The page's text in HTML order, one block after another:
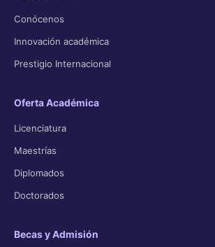
Conócenos
Innovación académica
Prestigio Internacional
Oferta Académica
Licenciatura
Maestrías
Diplomados
Doctorados
Becas y Admisión